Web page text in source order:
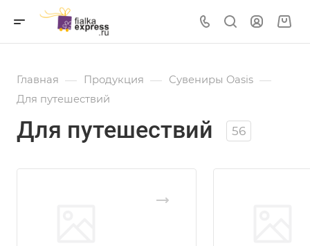
Главная — Продукция — Сувениры Oasis —
Для путешествий
Для путешествий 56